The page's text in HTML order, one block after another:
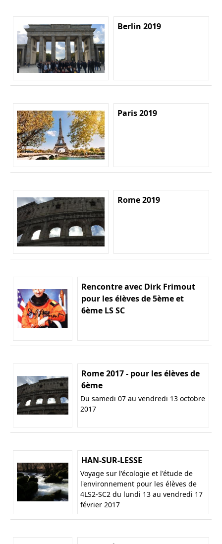
Berlin 2019
Paris 2019
Rome 2019
Rencontre avec Dirk Frimout
pour les élèves de 5ème et
6ème LS SC
Rome 2017 - pour les élèves de
6ème
Du samedi 07 au vendredi 13 octobre
2017
HAN-SUR-LESSE
Voyage sur l'écologie et l'étude de
l'environnement pour les élèves de
4LS2-SC2 du lundi 13 au vendredi 17
février 2017